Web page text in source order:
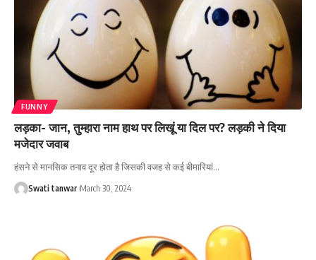
FUNNY
लड़का- जान, तुम्हारा नाम हाथ पर लिखूं या दिल पर? लड़की ने दिया
मजेदार जवाब
हंसने से मानसिक तनाव दूर होता है जिसकी वजह से कई बीमारियां…
Swati tanwar March 30, 2024